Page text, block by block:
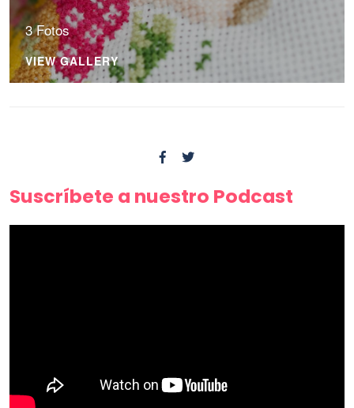
3 Fotos
VIEW GALLERY
Suscríbete a nuestro Podcast